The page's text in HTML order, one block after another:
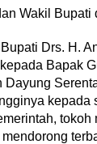
Wakil
Drs. H.
Bapak